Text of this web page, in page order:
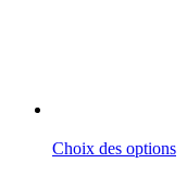
Choix des optionsCe